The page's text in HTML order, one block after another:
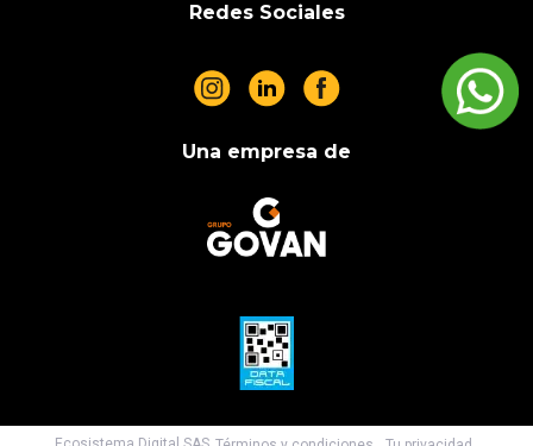
Redes Sociales
Una empresa de